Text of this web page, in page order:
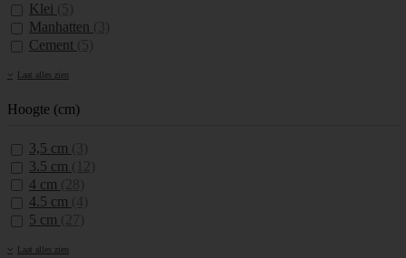
Klei
Manhatten
Cement
Laat alles zien
Hoogte (cm)
3,5 cm
3.5 cm
4 cm
4.5 cm
5 cm
Laat alles zien